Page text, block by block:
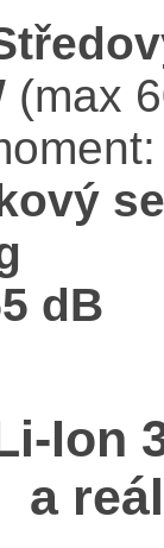
(max
dB
Ion
a